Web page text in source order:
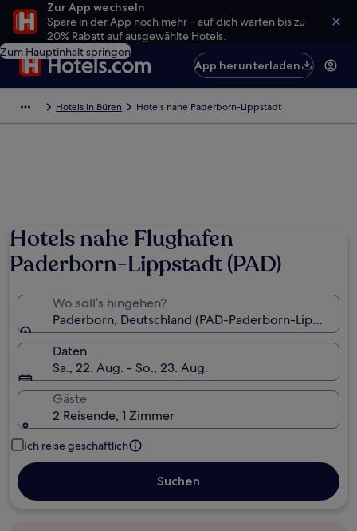
Zur App wechseln
Spare in der App noch mehr – auf dich warten bis zu
20% Rabatt auf ausgewählte Hotels.
Zum Hauptinhalt springen
App herunterladen
Hotels in Büren Hotels nahe Paderborn-Lippstadt
Hotels nahe Flughafen
Paderborn-Lippstadt (PAD)
Wo soll’s hingehen?
Paderborn, Deutschland (PAD-Paderborn-Lippstadt)
Daten
Sa., 22. Aug. - So., 23. Aug.
Gäste
2 Reisende, 1 Zimmer
Ich reise geschäftlich
Suchen